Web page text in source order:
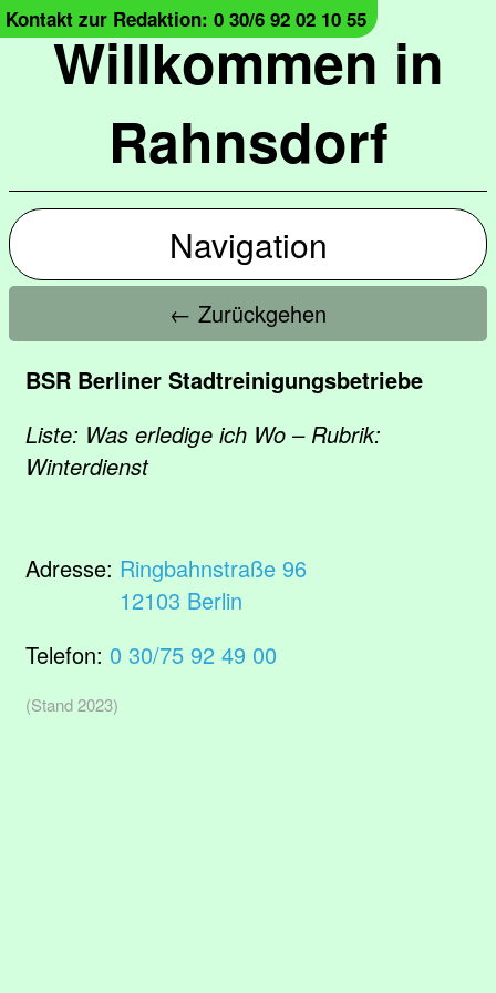
Willkommen in
Rahnsdorf
Kontakt zur Redaktion: 0 30/6 92 02 10 55
Navigation
← Zurückgehen
BSR Berliner Stadtreinigungsbetriebe
Liste: Was erledige ich Wo – Rubrik:
Winterdienst
Adresse: Ringbahnstraße 96
12103 Berlin
Telefon: 0 30/75 92 49 00
(Stand 2023)